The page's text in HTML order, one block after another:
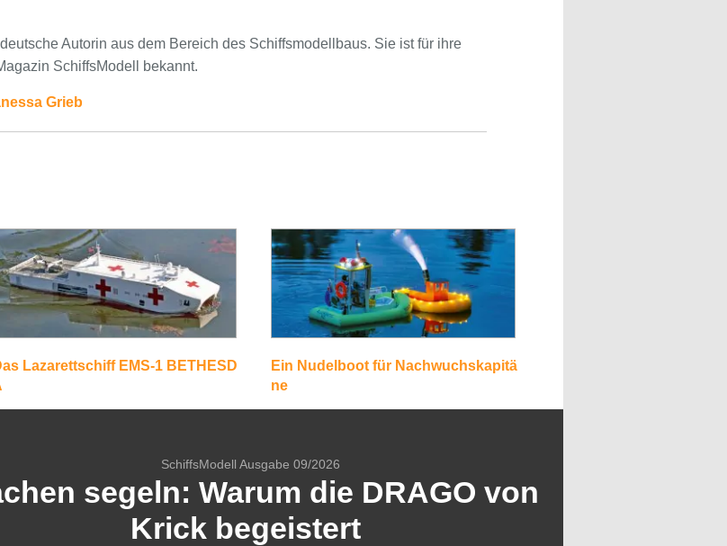
Autorin aus dem Bereich des Schiffsmodellbaus. Sie ist für ihre
SchiffsModell bekannt.
Grieb
Lazarettschiff EMS-1 BETHESD
Ein Nudelboot für Nachwuchskapitä
ne
SchiffsModell Ausgabe 09/2026
segeln: Warum die DRAGO von
Krick begeistert